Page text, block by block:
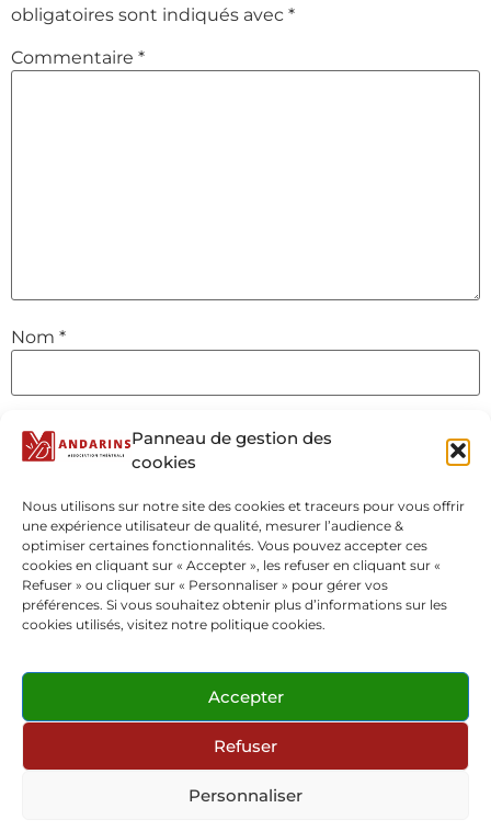
Panneau de gestion des
cookies
Nous utilisons sur notre site des cookies et traceurs pour vous offrir
une expérience utilisateur de qualité, mesurer l’audience &
optimiser certaines fonctionnalités. Vous pouvez accepter ces
cookies en cliquant sur « Accepter », les refuser en cliquant sur «
Refuser » ou cliquer sur « Personnaliser » pour gérer vos
préférences. Si vous souhaitez obtenir plus d’informations sur les
cookies utilisés, visitez notre politique cookies.
Accepter
Refuser
Personnaliser
obligatoires sont indiqués avec *
Commentaire *
Nom *
Site web